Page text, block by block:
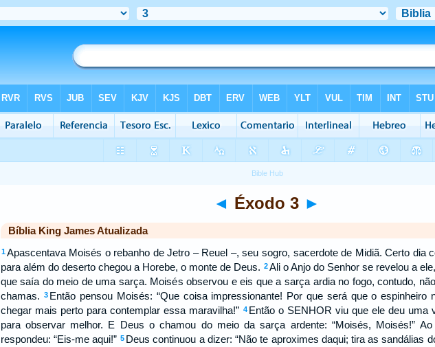
◄ Éxodo 3 ►
Bíblia King James Atualizada
1 Apascentava Moisés o rebanho de Jetro – Reuel –, seu sogro, sacerdote de Midiã. Certo dia
para além do deserto chegou a Horebe, o monte de Deus. 2 Ali o Anjo do Senhor se revelou a
que saía do meio de uma sarça. Moisés observou e eis que a sarça ardia no fogo, contudo,
chamas.
3 Então pensou Moisés: “Que coisa impressionante! Por que será que o espinheiro
chegar mais perto para contemplar essa maravilha!” 4 Então o SENHOR viu que ele deu uma
para observar melhor. E Deus o chamou do meio da sarça ardente: “Moisés, Moisés!”
respondeu: “Eis-me aqui!” 5 Deus continuou a dizer: “Não te aproximes daqui; tira as sandálias